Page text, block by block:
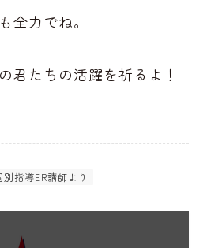
全力でね。
君たちの活躍を祈るよ！
別指導ER講師より